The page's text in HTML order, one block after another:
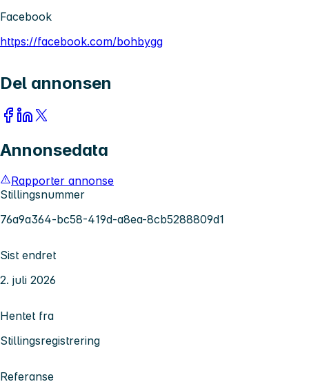
Facebook
https://facebook.com/bohbygg
Del annonsen
Annonsedata
Rapporter annonse
Stillingsnummer
76a9a364-bc58-419d-a8ea-8cb5288809d1
Sist endret
2. juli 2026
Hentet fra
Stillingsregistrering
Referanse